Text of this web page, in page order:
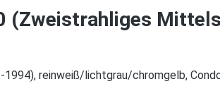
(Zweistrahliges
reinweiß/lichtgrau/chromgelb,